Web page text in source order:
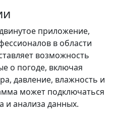
приложение,
в области
возможность
о погоде, включая
давление, влажность и
может подключаться
и анализа данных.